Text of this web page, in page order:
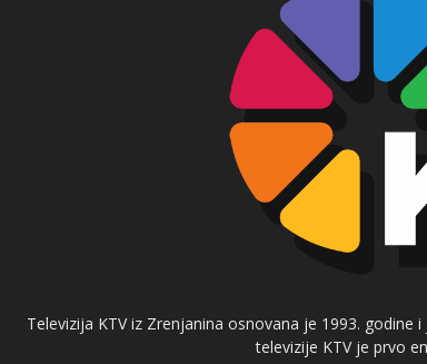
Televizija KTV iz Zrenjanina osnovana je 1993.
televizije KTV je prvo